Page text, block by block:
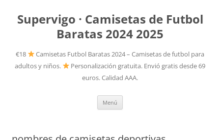
Supervigo · Camisetas de Futbol
Baratas 2024 2025
€18
Camisetas Futbol Baratas 2024 – Camisetas de futbol para
adultos y niños.
Personalización gratuita. Envió gratis desde 69
euros. Calidad AAA.
Menú